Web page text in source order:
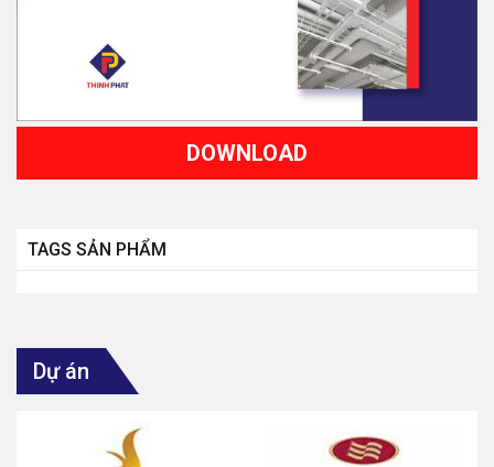
DOWNLOAD
TAGS SẢN PHẨM
Dự án